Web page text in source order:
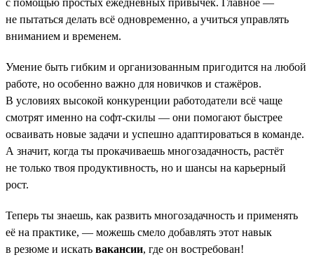
не пытаться делать всё одновременно, а учиться управлять
вниманием и временем.
Умение быть гибким и организованным пригодится на любой
работе, но особенно важно для новичков и стажёров.
В условиях высокой конкуренции работодатели всё чаще
смотрят именно на софт-скилы — они помогают быстрее
осваивать новые задачи и успешно адаптироваться в команде.
А значит, когда ты прокачиваешь многозадачность, растёт
не только твоя продуктивность, но и шансы на карьерный
рост.
Теперь ты знаешь, как развить многозадачность и применять
её на практике, — можешь смело добавлять этот навык
в резюме и искать вакансии, где он востребован!